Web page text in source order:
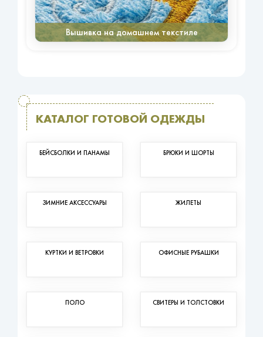
Вышивка на домашнем текстиле
КАТАЛОГ ГОТОВОЙ ОДЕЖДЫ
БЕЙСБОЛКИ И ПАНАМЫ БРЮКИ И ШОРТЫ
ЗИМНИЕ АКСЕССУАРЫ ЖИЛЕТЫ
КУРТКИ И ВЕТРОВКИ ОФИСНЫЕ РУБАШКИ
ПОЛО СВИТЕРЫ И ТОЛСТОВКИ